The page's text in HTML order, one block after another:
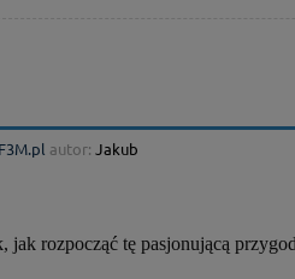
autor: Jakub
rozpocząć tę pasjonującą